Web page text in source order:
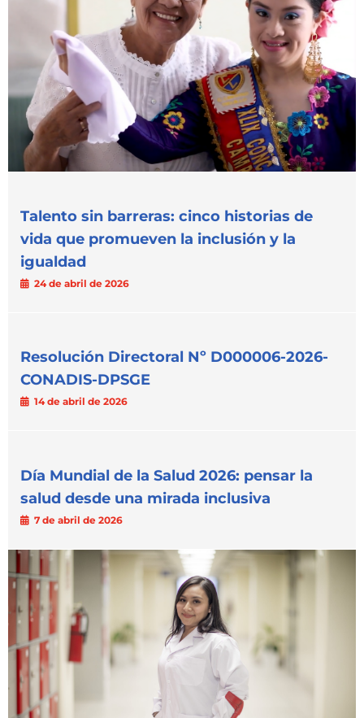
Talento sin barreras: cinco historias de
vida que promueven la inclusión y la
igualdad
24 de abril de 2026
Resolución Directoral Nº D000006-2026-
CONADIS-DPSGE
14 de abril de 2026
Día Mundial de la Salud 2026: pensar la
salud desde una mirada inclusiva
7 de abril de 2026